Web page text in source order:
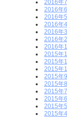
2016年
2016年
2016年
2016年
2016年
2016年
2016年
2015年
2015年
2015年
2015年
2015年
2015年
2015年
2015年
2015年